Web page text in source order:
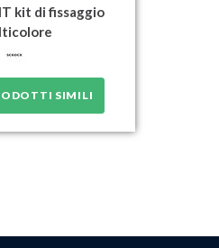
kit di fissaggio
SIMILI